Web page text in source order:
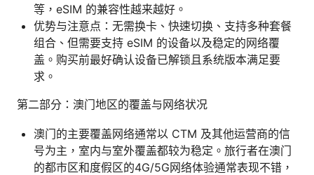
等，eSIM 的兼容性越来越好。
优势与注意点：无需换卡、快速切换、支持多种套餐
组合、但需要支持 eSIM 的设备以及稳定的网络覆
盖。购买前最好确认设备已解锁且系统版本满足要
求。
第二部分：澳门地区的覆盖与网络状况
澳门的主要覆盖网络通常以 CTM 及其他运营商的信
号为主，室内与室外覆盖都较为稳定。旅行者在澳门
的都市区和度假区的4G/5G网络体验通常表现不错，